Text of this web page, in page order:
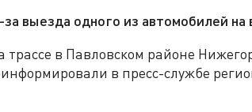
выезда одного из автомобилей на
в Павловском районе
в пресс-службе